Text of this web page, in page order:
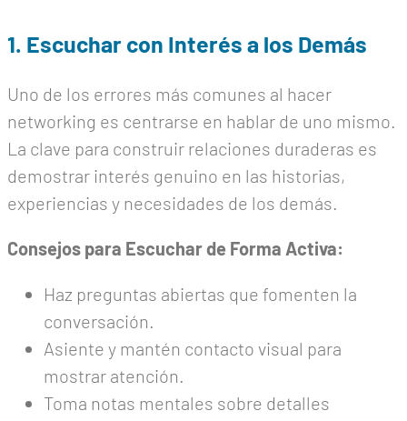
1. Escuchar con Interés a los Demás
Uno de los errores más comunes al hacer
networking es centrarse en hablar de uno mismo.
La clave para construir relaciones duraderas es
demostrar interés genuino en las historias,
experiencias y necesidades de los demás.
Consejos para Escuchar de Forma Activa:
Haz preguntas abiertas que fomenten la
conversación.
Asiente y mantén contacto visual para
mostrar atención.
Toma notas mentales sobre detalles